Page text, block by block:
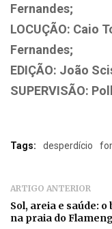
Fernandes;
LOCUÇÃO: Caio
Fernandes;
EDIÇÃO: João
SUPERVISÃO:
Tags: desperdício
ARTIGO ANTERIOR
Sol, areia e saúde:
na praia do